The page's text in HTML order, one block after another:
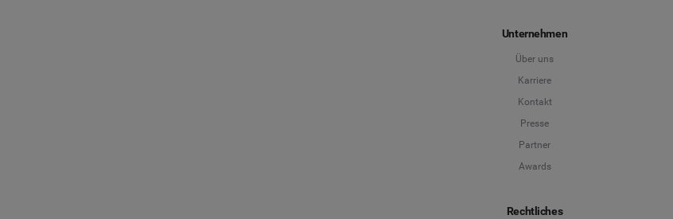
Unternehmen
Über uns
Karriere
Kontakt
Presse
Partner
Awards
Rechtliches